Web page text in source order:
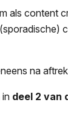
als content
na
in deel 2 van